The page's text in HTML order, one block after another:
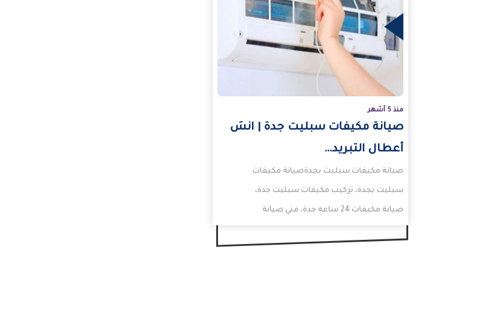
منذ 5 أشهر
صيانة مكيفات سبليت جدة | انسَ
أعطال التبريد…
صيانة مكيفات سبليت بجدةصيانة مكيفات
سبليت بجدة، تركيب مكيفات سبليت جدة،
صيانة مكيفات 24 ساعة جدة، فني صيانة